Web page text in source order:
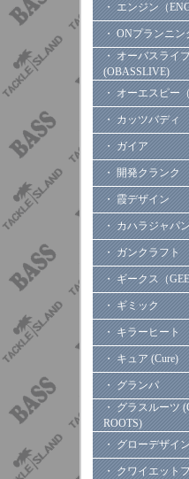
・ エンジン（
・ ONプランニン
・ オーバスライ
(OBASSLIVE)
・ オーエスピー（
・ カッツバディ
・ ガイア
・ 開発クランク
・ 霞デザイン
・ カハラジャパン
・ ガンクラフト
・ ギークス（
・ ギミック
・ キラーヒート
・ キュア (Cure)
・ グランパ
・ グラスルーツ
ROOTS)
・ グローデザイ
・ クワイエット